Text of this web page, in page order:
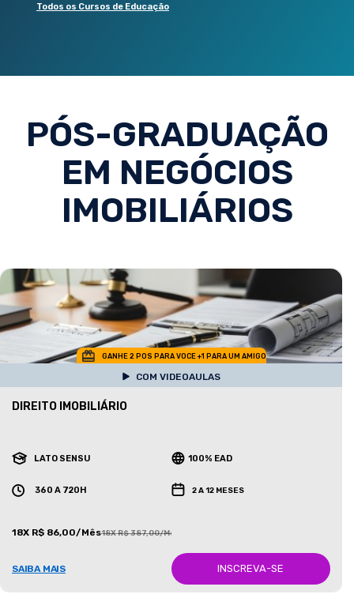
Todos os Cursos de Educação
PÓS-GRADUAÇÃO
EM NEGÓCIOS
IMOBILIÁRIOS
GANHE 2 POS PARA VOCE +1 PARA UM AMIGO
COM VIDEOAULAS
DIREITO IMOBILIÁRIO
LATO SENSU 100% EAD
360 A 720H 2 A 12 MESES
18X R$ 86,00/Mês18X R$ 387,00/Mês
SAIBA MAIS INSCREVA-SE